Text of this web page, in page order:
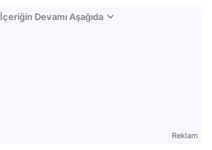
İçeriğin Devamı Aşağıda
Reklam